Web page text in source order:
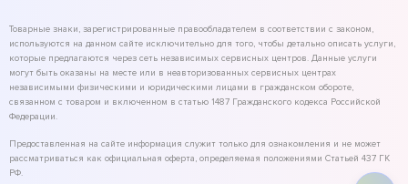
Товарные знаки, зарегистрированные правообладателем в соответствии с законом,
используются на данном сайте исключительно для того, чтобы детально описать услуги,
которые предлагаются через сеть независимых сервисных центров. Данные услуги
могут быть оказаны на месте или в неавторизованных сервисных центрах
независимыми физическими и юридическими лицами в гражданском обороте,
связанном с товаром и включенном в статью 1487 Гражданского кодекса Российской
Федерации.
Предоставленная на сайте информация служит только для ознакомления и не может
рассматриваться как официальная оферта, определяемая положениями Статьей 437 ГК
РФ.